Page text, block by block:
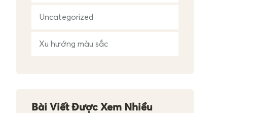
Uncategorized
Xu hướng màu sắc
Bài Viết Được Xem Nhiều